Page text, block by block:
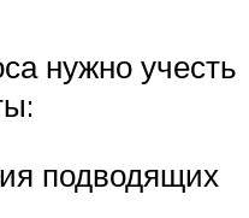
нужно учесть
подводящих